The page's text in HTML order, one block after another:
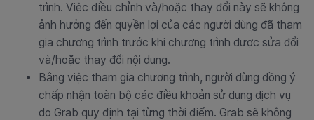
trình. Việc điều chỉnh và/hoặc thay đổi này sẽ không
ảnh hưởng đến quyền lợi của các người dùng đã tham
gia chương trình trước khi chương trình được sửa đổi
và/hoặc thay đổi nội dung.
Bằng việc tham gia chương trình, người dùng đồng ý
chấp nhận toàn bộ các điều khoản sử dụng dịch vụ
do Grab quy định tại từng thời điểm. Grab sẽ không